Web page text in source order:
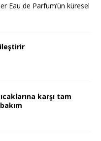
Eau de Parfum’ün küresel
karşı tam